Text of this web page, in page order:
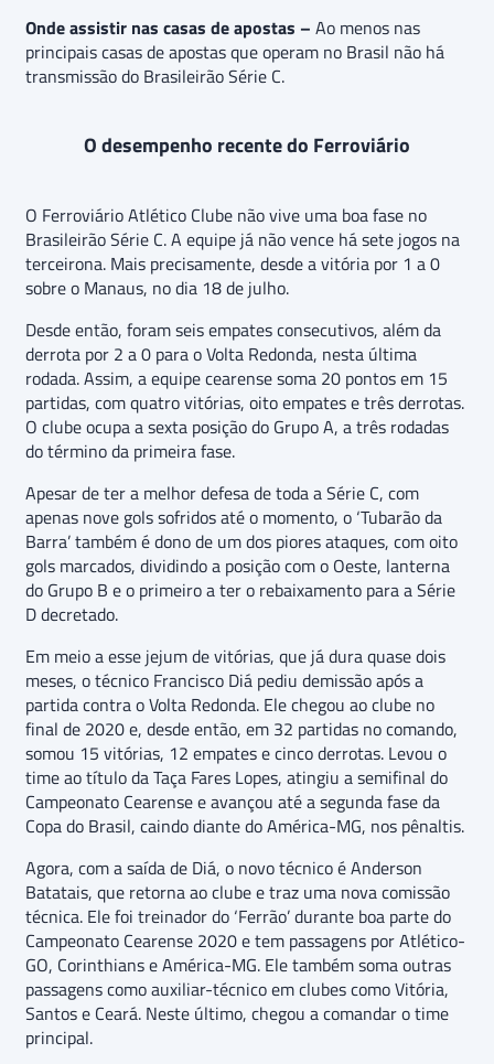
Onde assistir nas casas de apostas – Ao menos nas
principais casas de apostas que operam no Brasil não há
transmissão do Brasileirão Série C.
O desempenho recente do Ferroviário
O Ferroviário Atlético Clube não vive uma boa fase no
Brasileirão Série C. A equipe já não vence há sete jogos na
terceirona. Mais precisamente, desde a vitória por 1 a 0
sobre o Manaus, no dia 18 de julho.
Desde então, foram seis empates consecutivos, além da
derrota por 2 a 0 para o Volta Redonda, nesta última
rodada. Assim, a equipe cearense soma 20 pontos em 15
partidas, com quatro vitórias, oito empates e três derrotas.
O clube ocupa a sexta posição do Grupo A, a três rodadas
do término da primeira fase.
Apesar de ter a melhor defesa de toda a Série C, com
apenas nove gols sofridos até o momento, o ‘Tubarão da
Barra’ também é dono de um dos piores ataques, com oito
gols marcados, dividindo a posição com o Oeste, lanterna
do Grupo B e o primeiro a ter o rebaixamento para a Série
D decretado.
Em meio a esse jejum de vitórias, que já dura quase dois
meses, o técnico Francisco Diá pediu demissão após a
partida contra o Volta Redonda. Ele chegou ao clube no
final de 2020 e, desde então, em 32 partidas no comando,
somou 15 vitórias, 12 empates e cinco derrotas. Levou o
time ao título da Taça Fares Lopes, atingiu a semifinal do
Campeonato Cearense e avançou até a segunda fase da
Copa do Brasil, caindo diante do América-MG, nos pênaltis.
Agora, com a saída de Diá, o novo técnico é Anderson
Batatais, que retorna ao clube e traz uma nova comissão
técnica. Ele foi treinador do ‘Ferrão’ durante boa parte do
Campeonato Cearense 2020 e tem passagens por Atlético-
GO, Corinthians e América-MG. Ele também soma outras
passagens como auxiliar-técnico em clubes como Vitória,
Santos e Ceará. Neste último, chegou a comandar o time
principal.